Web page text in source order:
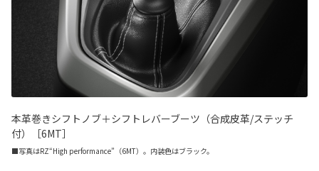
本革巻きシフトノブ＋シフトレバーブーツ（合成皮革/ステッチ
付）［6MT］
■写真はRZ“High performance”（6MT）。内装色はブラック。